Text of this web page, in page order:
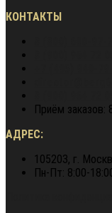
КОНТАКТЫ
Приём заказов:
АДРЕС:
105203, г.
Пн-Пт: 8:00-